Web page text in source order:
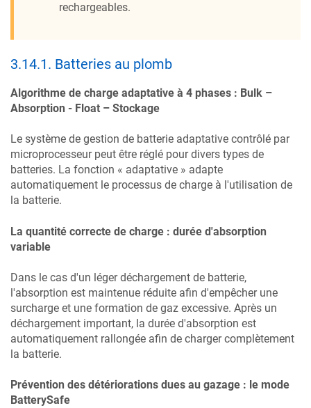
rechargeables.
3.14.1. Batteries au plomb
Algorithme de charge adaptative à 4 phases : Bulk –
Absorption - Float – Stockage
Le système de gestion de batterie adaptative contrôlé par
microprocesseur peut être réglé pour divers types de
batteries. La fonction « adaptative » adapte
automatiquement le processus de charge à l'utilisation de
la batterie.
La quantité correcte de charge : durée d'absorption
variable
Dans le cas d'un léger déchargement de batterie,
l'absorption est maintenue réduite afin d'empêcher une
surcharge et une formation de gaz excessive. Après un
déchargement important, la durée d'absorption est
automatiquement rallongée afin de charger complètement
la batterie.
Prévention des détériorations dues au gazage : le mode
BatterySafe